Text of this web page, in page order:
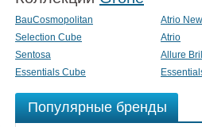
BauCosmopolitan Atrio New
Selection Cube
Atrio
Sentosa
Allure
Essentials Cube
Популярные бренды